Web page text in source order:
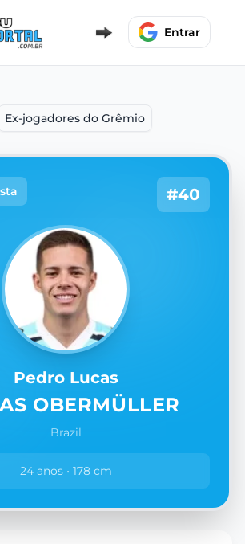
Entrar
Ex-jogadores do Grêmio
#40
Pedro Lucas
OBERMÜLLER
Brazil
24 anos • 178 cm